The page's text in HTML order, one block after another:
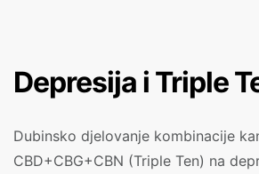
Depresija i Triple
Dubinsko djelovanje kombinacije
CBD+CBG+CBN (Triple Ten) na